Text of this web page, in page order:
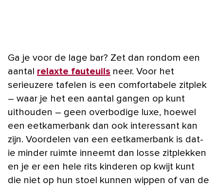
Ga je voor de lage bar? Zet dan rondom een
aantal relaxte fauteuils neer. Voor het
serieuzere tafelen is een comfortabele zitplek
– waar je het een aantal gangen op kunt
uithouden – geen overbodige luxe, hoewel
een eetkamerbank dan ook interessant kan
zijn. Voordelen van een eetkamerbank is dat-
ie minder ruimte inneemt dan losse zitplekken
en je er een hele rits kinderen op kwijt kunt
die niet op hun stoel kunnen wippen of van de